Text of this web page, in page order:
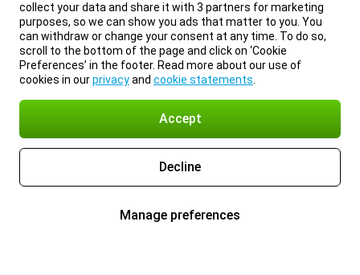
collect your data and share it with 3 partners for marketing
purposes, so we can show you ads that matter to you. You
can withdraw or change your consent at any time. To do so,
scroll to the bottom of the page and click on ‘Cookie
Preferences’ in the footer. Read more about our use of
cookies in ourprivacyand cookie statements
Accept
Decline
Manage preferences